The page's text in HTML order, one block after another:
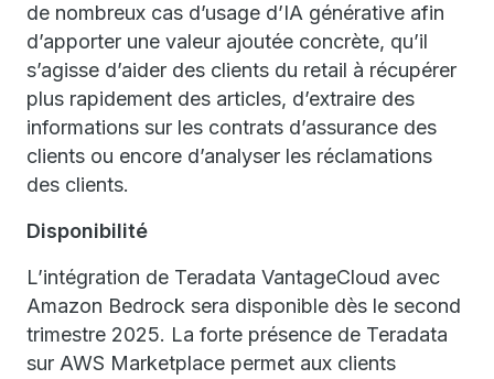
de nombreux cas d’usage d’IA générative afin
d’apporter une valeur ajoutée concrète, qu’il
s’agisse d’aider des clients du retail à récupérer
plus rapidement des articles, d’extraire des
informations sur les contrats d’assurance des
clients ou encore d’analyser les réclamations
des clients.
Disponibilité
L’intégration de Teradata VantageCloud avec
Amazon Bedrock sera disponible dès le second
trimestre 2025. La forte présence de Teradata
sur AWS Marketplace permet aux clients